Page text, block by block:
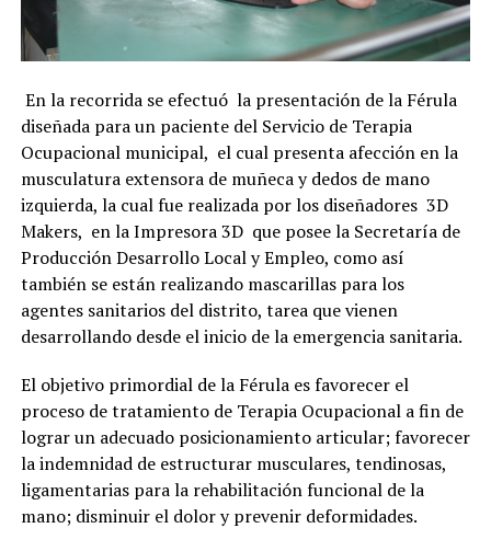
En la recorrida se efectuó la presentación de la Férula
diseñada para un paciente del Servicio de Terapia
Ocupacional municipal, el cual presenta afección en la
musculatura extensora de muñeca y dedos de mano
izquierda, la cual fue realizada por los diseñadores 3D
Makers, en la Impresora 3D que posee la Secretaría de
Producción Desarrollo Local y Empleo, como así
también se están realizando mascarillas para los
agentes sanitarios del distrito, tarea que vienen
desarrollando desde el inicio de la emergencia sanitaria.
El objetivo primordial de la Férula es favorecer el
proceso de tratamiento de Terapia Ocupacional a fin de
lograr un adecuado posicionamiento articular; favorecer
la indemnidad de estructurar musculares, tendinosas,
ligamentarias para la rehabilitación funcional de la
mano; disminuir el dolor y prevenir deformidades.